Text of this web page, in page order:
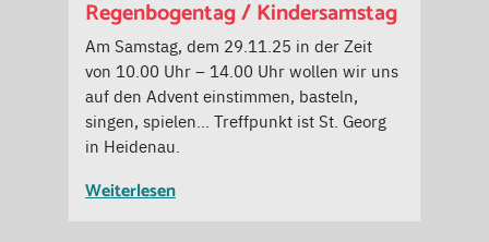
Regenbogentag / Kindersamstag
Am Samstag, dem 29.11.25 in der Zeit
von 10.00 Uhr – 14.00 Uhr wollen wir uns
auf den Advent einstimmen, basteln,
singen, spielen… Treffpunkt ist St. Georg
in Heidenau.
Weiterlesen